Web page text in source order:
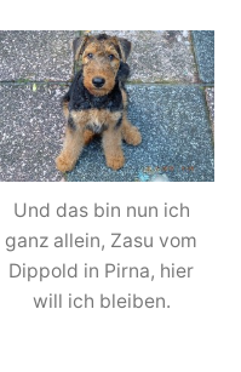
Und das bin nun ich
ganz allein, Zasu vom
Dippold in Pirna, hier
will ich bleiben.